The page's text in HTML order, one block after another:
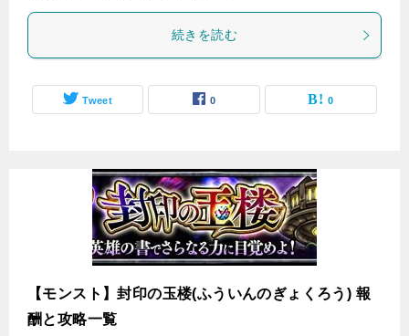
続きを読む
Tweet 0 0
【モンスト】封印の玉楼(ふういんのぎょくろう) 報
酬と攻略一覧